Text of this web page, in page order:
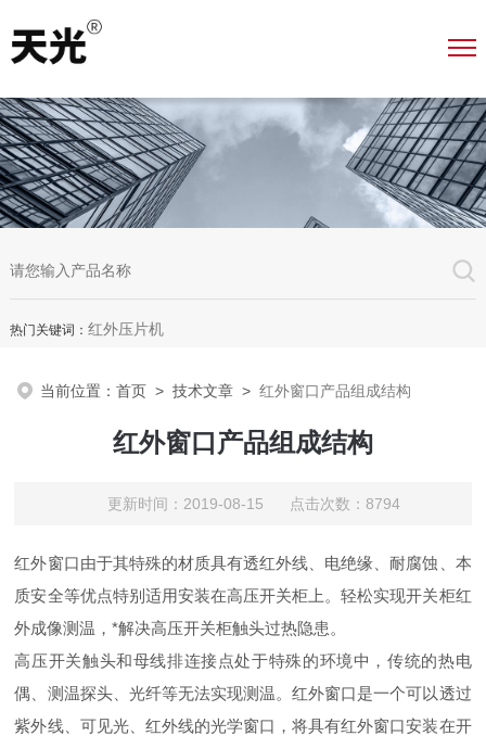
热门关键词： 红外压片机
当前位置：首页 >技术文章 >红外窗口产品组成结构
红外窗口产品组成结构
更新时间：2019-08-15 点击次数：8794
红外窗口由于其特殊的材质具有透红外线、电绝缘、耐腐蚀、本
质安全等优点特别适用安装在高压开关柜上。轻松实现开关柜红
外成像测温，*解决高压开关柜触头过热隐患。
高压开关触头和母线排连接点处于特殊的环境中，传统的热电
偶、测温探头、光纤等无法实现测温。红外窗口是一个可以透过
紫外线、可见光、红外线的光学窗口，将具有红外窗口安装在开